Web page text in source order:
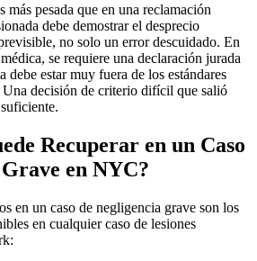
más pesada que en una reclamación
debe demostrar el desprecio
no solo un error descuidado. En
se requiere una declaración jurada
debe estar muy fuera de los estándares
Una decisión de criterio difícil que salió
Recuperar en un Caso
en NYC?
en un caso de negligencia grave son los
en cualquier caso de lesiones